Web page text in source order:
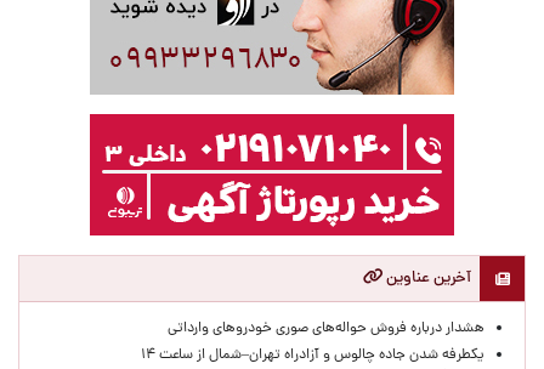
آخرین عناوین
هشدار درباره فروش حواله‌های صوری خودروهای وارداتی
یکطرفه شدن جاده چالوس و آزادراه تهران–شمال از ساعت ۱۴